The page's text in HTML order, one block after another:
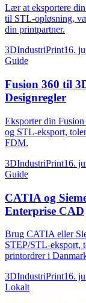
Lær at eksportere
til STL-opløsning,
din printpartner.
3DIndustriPrint16.
Guide
Fusion 360 til
Designregler
Eksporter din
og STL-eksport,
FDM.
3DIndustriPrint16.
Guide
CATIA og
Enterprise CAD
Brug CATIA eller
STEP/STL-eksport,
printordrer i
3DIndustriPrint16.
Lokalt